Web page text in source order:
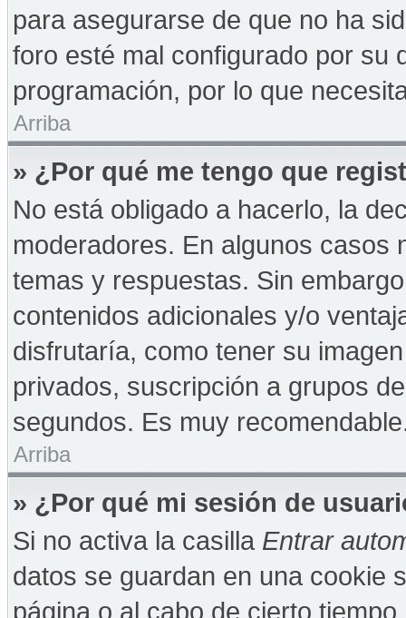
para asegurarse de que no ha
foro esté mal configurado por su
programación, por lo que
Arriba
» ¿Por qué me tengo que
No está obligado a hacerlo, la
moderadores. En algunos casos
temas y respuestas. Sin
contenidos adicionales y/o
disfrutaría, como tener su
privados, suscripción a grupos
segundos. Es muy
Arriba
» ¿Por qué mi sesión de
Si no activa la casilla Entrar
datos se guardan en una cookie
página o al cabo de cierto